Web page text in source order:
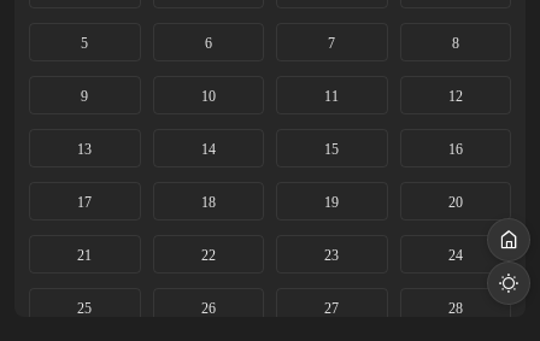
5 6 7 8
9 10 11 12
13 14 15 16
17 18 19 20
21 22 23 24
25 26 27 28